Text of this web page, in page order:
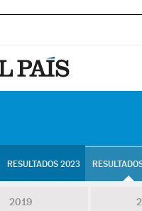
RESULTADOS 2023
2019